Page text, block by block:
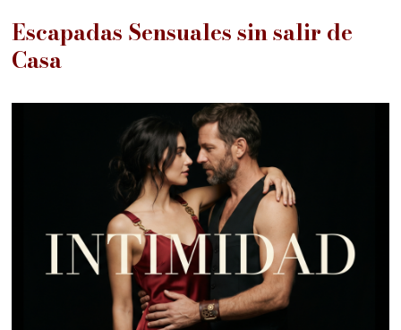
Escapadas Sensuales sin salir de
Casa